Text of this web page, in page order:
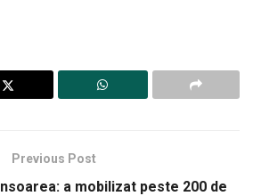
Previous Post
a mobilizat peste 200 de